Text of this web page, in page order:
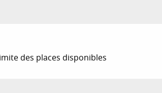
des places disponibles